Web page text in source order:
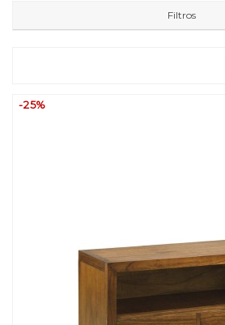
Filtros
-25%